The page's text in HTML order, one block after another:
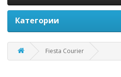
Категории
Fiesta Courier